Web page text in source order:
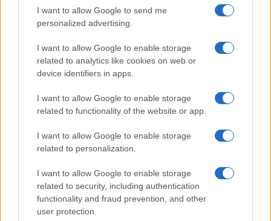
I want to allow Google to send me
personalized advertising.
I want to allow Google to enable storage
related to analytics like cookies on web or
device identifiers in apps.
I want to allow Google to enable storage
related to functionality of the website or app.
I want to allow Google to enable storage
related to personalization.
I want to allow Google to enable storage
related to security, including authentication
functionality and fraud prevention, and other
user protection.
iPhone 18 bemutató dátum - ekkor rántja le a leplet az
Apple az új csúcsmobilokról
Az Android rejtett automatizmusai: hat funkció, amely
észrevétlenül könnyíti meg a mindennapokat
Ez a rejtett Samsung funkció teljesen megváltoztatja a
Nem biztos, hogy érdemes kivárni az iPhone 18 Prot
A Galaxy S25 is megkaphatja a Galaxy S26 egyik legjobb
kamerás funkcióját
Élőképeken a Dark Cherry színű iPhone 18 Pro Max!
Itt a vég a Galaxy S23 széria számára: a One UI 9 lehet az
utolsó nagy frissítés